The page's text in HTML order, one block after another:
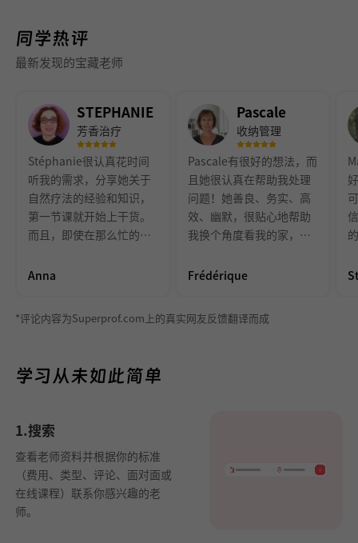
同学热评
最新发现的宝藏老师
STEPHANIE
芳香治疗
Stéphanie很认真花时间
听我的需求，分享她关于
自然疗法的经验和知识，
第一节课就开始上干货。
而且，即使在那么忙的情
学生安排时间。
Anna
Pascale
收纳管理
Pascale有很好的想法，而
且她很认真在帮助我处理
问题！她善良、务实、高
效、幽默，很贴心地帮助
我换个角度看我的家，这
Frédérique
*评论内容为Superprof.com上的真实网友反馈翻译而成
学习从未如此简单
1.搜索
查看老师资料并根据你的标准
（费用、类型、评论、面对面或
在线课程）联系你感兴趣的老
师。